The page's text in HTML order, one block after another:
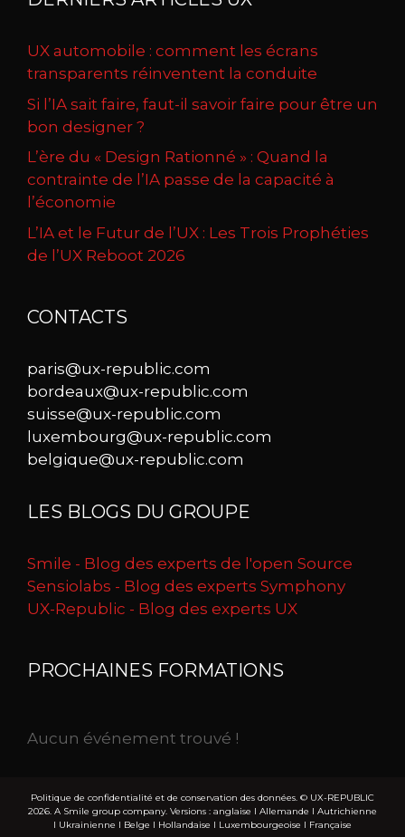
UX automobile : comment les écrans
transparents réinventent la conduite
Si l’IA sait faire, faut-il savoir faire pour être un
bon designer ?
L’ère du « Design Rationné » : Quand la
contrainte de l’IA passe de la capacité à
l’économie
L’IA et le Futur de l’UX : Les Trois Prophéties
de l’UX Reboot 2026
CONTACTS
paris@ux-republic.com
bordeaux@ux-republic.com
suisse@ux-republic.com
luxembourg@ux-republic.com
belgique@ux-republic.com
LES BLOGS DU GROUPE
Smile - Blog des experts de l'open Source
Sensiolabs - Blog des experts Symphony
UX-Republic - Blog des experts UX
PROCHAINES FORMATIONS
Aucun événement trouvé !
Politique de confidentialité et de conservation des données. © UX-REPUBLIC
2026. A Smile group company. Versions : anglaise I Allemande I Autrichienne
I Ukrainienne I Belge I Hollandaise I Luxembourgeoise I Française